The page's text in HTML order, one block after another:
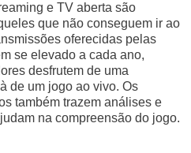
e TV aberta são
que não conseguem ir ao
oferecidas pelas
se elevado a cada ano,
desfrutem de uma
de um jogo ao vivo. Os
também trazem análises e
na compreensão do jogo.